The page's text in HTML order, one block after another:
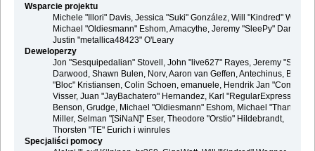
Wsparcie projektu
Michele "Illori" Davis, Jessica "Suki" González, Will "Kindred"
Michael "Oldiesmann" Eshom, Amacythe, Jeremy "SleePy" Darwood
Justin "metallica48423" O'Leary
Deweloperzy
Jon "Sesquipedalian" Stovell, John "live627" Rayes, Jeremy
Darwood, Shawn Bulen, Norv, Aaron van Geffen, Antechinus, Bjoern
"Bloc" Kristiansen, Colin Schoen, emanuele, Hendrik Jan "Compuart"
Visser, Juan "JayBachatero" Hernandez, Karl "RegularExpression"
Benson, Grudge, Michael "Oldiesmann" Eshom, Michael "Thantos"
Miller, Selman "[SiNaN]" Eser, Theodore "Orstio" Hildebrandt,
Thorsten "TE" Eurich i winrules
Specjaliści pomocy